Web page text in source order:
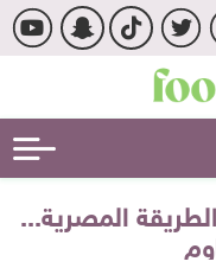
المصرية...